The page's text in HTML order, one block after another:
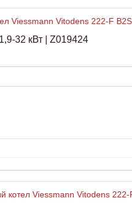
32 кВт | Z019424